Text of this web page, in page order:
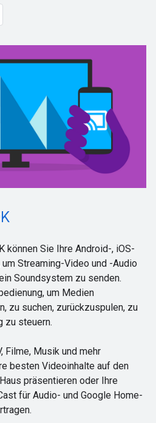
können Sie Ihre Android-, iOS-
Streaming-Video und -Audio
Soundsystem zu senden.
um Medien
zu suchen, zurückzuspulen, zu
zu steuern.
Filme, Musik und mehr
besten Videoinhalte auf den
präsentieren oder Ihre
für Audio- und Google Home-